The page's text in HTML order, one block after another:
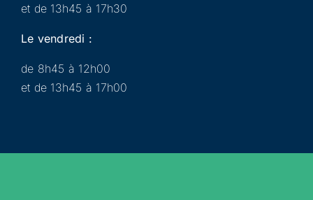
et de 13h45 à 17h30
Le vendredi :
de 8h45 à 12h00
et de 13h45 à 17h00